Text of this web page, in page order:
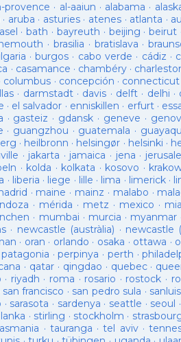
provence · al-aaiun · alabama ·
· aruba · asturies· atenes · atlanta ·
·bath · bayreuth · beijing ·beirut
· brasilia · bratislava ·
·burgos · cabo verde · cádiz ·
· casamance · chambéry ·
columbus · concepción · connecticut
· darmstadt· davis · delft· delhi ·
· el salvador · enniskillen · erfurt·
· gasteiz · gdansk · geneve ·
· guangzhou · guatemala ·
· heilbronn · helsingør · helsinki ·
· jakarta · jamaica · jena ·
· kolda · kolkata · kosovo ·
· liberia · liege · lille · lima · limerick·
· maine · mainz · malabo ·
· mérida · metz · mexico ·
· mumbai · murcia · myanmar
· newcastle (austràlia) · newcastle
· oran · orlando · osaka · ottawa ·
patagonia ·perpinya · perth ·
· qatar · qingdao · quebec·
· riyadh · roma · rosario · rostock ·
san francisco · san pedro sula ·
· sarasota · sardenya · seattle · seoul ·
· stirling · stockholm ·
· tauranga ·tel aviv·